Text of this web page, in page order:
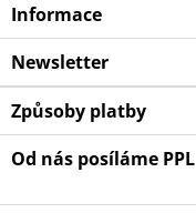
Informace
Newsletter
Způsoby platby
Od nás posíláme PPL